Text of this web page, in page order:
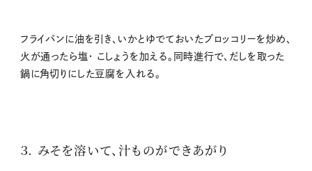
フライパンに油を引き、いかとゆでておいたブロッコリーを炒め、
火が通ったら塩・ こしょうを加える。同時進行で、だしを取った
鍋に角切りにした豆腐を入れる。
３. みそを溶いて、汁ものができあがり